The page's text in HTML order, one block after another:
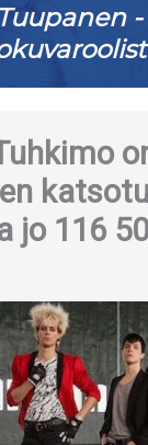
jo 116